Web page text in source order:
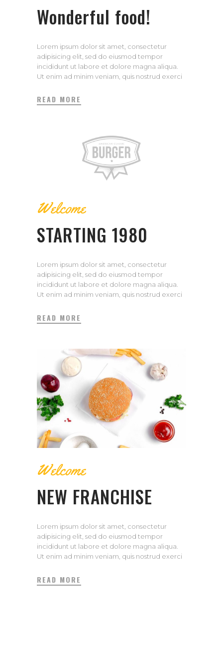
Wonderful food!
Lorem ipsum dolor sit amet, consectetur
adipisicing elit, sed do eiusmod tempor
incididunt ut labore et dolore magna aliqua.
Ut enim ad minim veniam, quis nostrud exerci
commodo consequat. Duis aute irure dolor in
repreh enderit in voluptate velit esse cillum
READ MORE
Welcome
STARTING 1980
Lorem ipsum dolor sit amet, consectetur
adipisicing elit, sed do eiusmod tempor
incididunt ut labore et dolore magna aliqua.
Ut enim ad minim veniam, quis nostrud exerci
commodo consequat. Duis aute irure dolor in
repreh enderit in voluptate velit esse cillum
READ MORE
Welcome
NEW FRANCHISE
Lorem ipsum dolor sit amet, consectetur
adipisicing elit, sed do eiusmod tempor
incididunt ut labore et dolore magna aliqua.
Ut enim ad minim veniam, quis nostrud exerci
commodo consequat. Duis aute irure dolor in
repreh enderit in voluptate velit esse cillum
READ MORE